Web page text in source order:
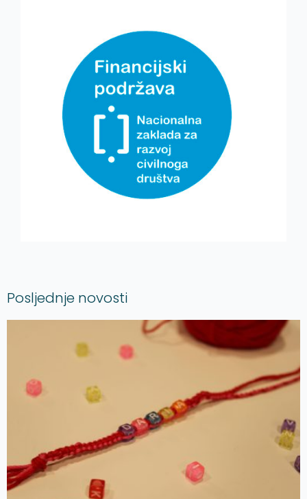
Posljednje novosti